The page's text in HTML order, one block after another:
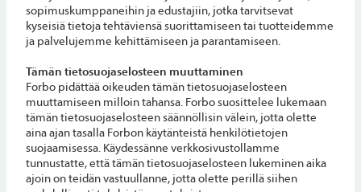
sopimuskumppaneihin ja edustajiin, jotka tarvitsevat
kyseisiä tietoja tehtäviensä suorittamiseen tai tuotteidemme
ja palvelujemme kehittämiseen ja parantamiseen.
Tämän tietosuojaselosteen muuttaminen
Forbo pidättää oikeuden tämän tietosuojaselosteen
muuttamiseen milloin tahansa. Forbo suosittelee lukemaan
tämän tietosuojaselosteen säännöllisin välein, jotta olette
aina ajan tasalla Forbon käytänteistä henkilötietojen
suojaamisessa. Käydessänne verkkosivustollamme
tunnustatte, että tämän tietosuojaselosteen lukeminen aika
ajoin on teidän vastuullanne, jotta olette perillä siihen